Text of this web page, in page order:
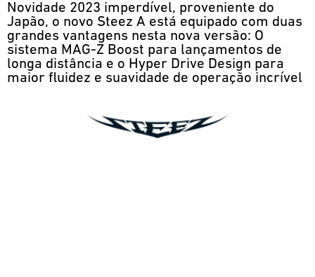
Novidade 2023 imperdível, proveniente do
Japão, o novo Steez A está equipado com duas
grandes vantagens nesta nova versão: O
sistema MAG-Z Boost para lançamentos de
longa distância e o Hyper Drive Design para
maior fluidez e suavidade de operação incrível